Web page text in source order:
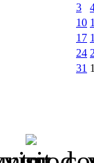
3
10
17
24
31